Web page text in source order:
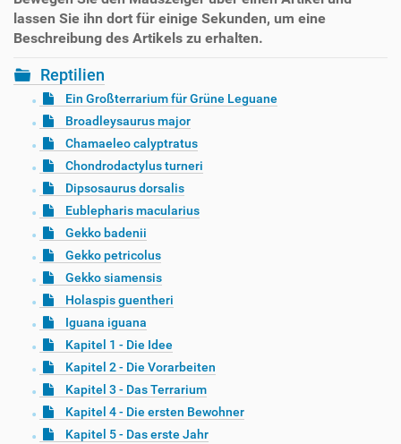
lassen Sie ihn dort für einige Sekunden, um eine
Beschreibung des Artikels zu erhalten.
Reptilien
Ein Großterrarium für Grüne Leguane
Broadleysaurus major
Chamaeleo calyptratus
Chondrodactylus turneri
Dipsosaurus dorsalis
Eublepharis macularius
Gekko badenii
Gekko petricolus
Gekko siamensis
Holaspis guentheri
Iguana iguana
Kapitel 1 - Die Idee
Kapitel 2 - Die Vorarbeiten
Kapitel 3 - Das Terrarium
Kapitel 4 - Die ersten Bewohner
Kapitel 5 - Das erste Jahr